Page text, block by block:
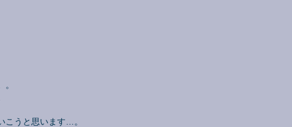
こうと思います…。